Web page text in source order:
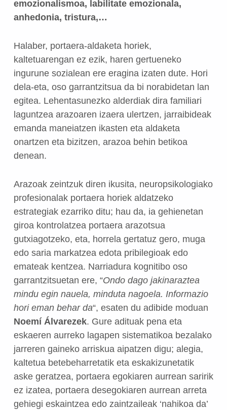
emozionalismoa, labilitate emozionala,
anhedonia, tristura,…
Halaber, portaera-aldaketa horiek,
kaltetuarengan ez ezik, haren gertueneko
ingurune sozialean ere eragina izaten dute. Hori
dela-eta, oso garrantzitsua da bi norabidetan lan
egitea. Lehentasunezko alderdiak dira familiari
laguntzea arazoaren izaera ulertzen, jarraibideak
emanda maneiatzen ikasten eta aldaketa
onartzen eta bizitzen, arazoa behin betikoa
denean.
Arazoak zeintzuk diren ikusita, neuropsikologiako
profesionalak portaera horiek aldatzeko
estrategiak ezarriko ditu; hau da, ia gehienetan
giroa kontrolatzea portaera arazotsua
gutxiagotzeko, eta, horrela gertatuz gero, muga
edo saria markatzea edota pribilegioak edo
emateak kentzea. Narriadura kognitibo oso
garrantzitsuetan ere, “Ondo dago jakinaraztea
mindu egin nauela, minduta nagoela. Informazio
hori eman behar da“, esaten du adibide moduan
Noemí Álvarezek. Gure adituak pena eta
eskaeren aurreko lagapen sistematikoa bezalako
jarreren gaineko arriskua aipatzen digu; alegia,
kaltetua betebeharretatik eta eskakizunetatik
aske geratzea, portaera egokiaren aurrean saririk
ez izatea, portaera desegokiaren aurrean arreta
gehiegi eskaintzea edo zaintzaileak ‘nahikoa da’